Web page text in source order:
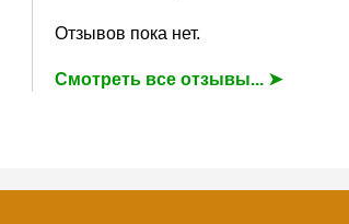
Отзывов пока нет.
Смотреть все отзывы... ➤